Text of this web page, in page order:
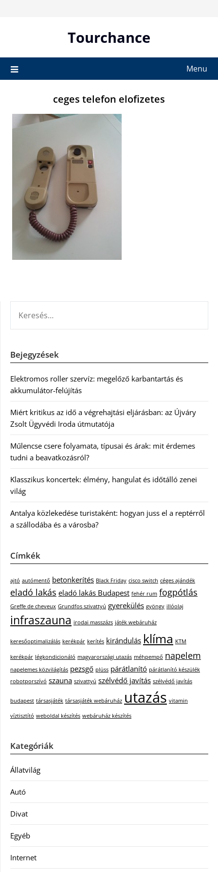
Tourchance
Menu
ceges telefon elofizetes
Bejegyzések
Elektromos roller szervíz: megelőző karbantartás és
akkumulátor-felújítás
Miért kritikus az idő a végrehajtási eljárásban: az Újváry
Zsolt Ügyvédi Iroda útmutatója
Műlencse csere folyamata, típusai és árak: mit érdemes
tudni a beavatkozásról?
Klasszikus koncertek: élmény, hangulat és időtálló zenei
világ
Antalya közlekedése turistaként: hogyan juss el a reptérről
a szállodába és a városba?
Címkék
ajtó autómentő betonkerítés Black Friday cisco switch céges ajándék
eladó lakás eladó lakás Budapest fehér rum fogpótlás
Greffe de cheveux Grundfos szivattyú gyerekülés gyöngy illóolaj
infraszauna irodai masszázs játék webáruház
keresőoptimalizálás kerékpár kerítés kirándulás klíma KTM
kerékpár légkondicionáló magyarországi utazás méhpempő napelem
napelemes közvilágítás pezsgő plüss párátlanító párátlanító készülék
robotporszívó szauna szivattyú szélvédő javítás szélvédő javítás
budapest társasjáték társasjáték webáruház utazás vitamin
víztisztító weboldal készítés webáruház készítés
Kategóriák
Állatvilág
Autó
Divat
Egyéb
Internet